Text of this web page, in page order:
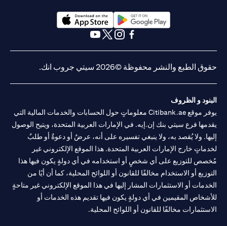
opens in a new tab
opens in a new tab
حقوق الطبع والنشر محفوظة ©2026 سيتي جروب انك.
البنود و الظروف
يوفر موقع Citibank.ae معلوماتٍ حول الحسابات والخدمات المالية التي
يقدمها فرع سيتي بنك إن.إيه. في الإمارات العربية المتحدة، ويتيح الوصول
إليها. ولا يُقصد به، ولا ينبغي تفسيره على أنه، عرضٌ أو دعوةٌ أو طلبٌ
لخدماتٍ خارج الإمارات العربية المتحدة. هذا الموقع الإلكتروني غير
مُخصص للتوزيع على أي شخصٍ أو استخدامه في أي دولةٍ يكون فيها هذا
التوزيع أو الاستخدام مخالفًا للقانون أو اللوائح المحلية، كما أن أيًا من
الخدمات أو الاستثمارات المشار إليها في هذا الموقع الإلكتروني غير متاحةٍ
للأشخاص المقيمين في أي دولةٍ يكون فيها تقديم هذه الخدمات أو
الاستثمارات مخالفًا للقانون أو اللوائح المحلية.